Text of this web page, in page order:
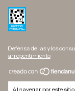
Al navegar por este sitio
Defensa de las y los
arrepentimiento
Copyright DINO